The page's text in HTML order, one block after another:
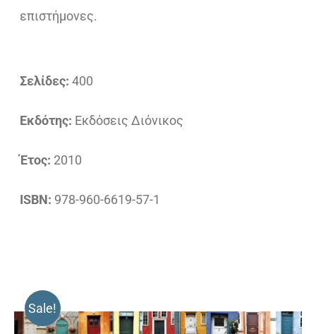
επιστήμονες.
Σελίδες: 400
Εκδότης: Εκδόσεις Διόνικος
Έτος: 2010
ISBN: 978-960-6619-57-1
Sale!